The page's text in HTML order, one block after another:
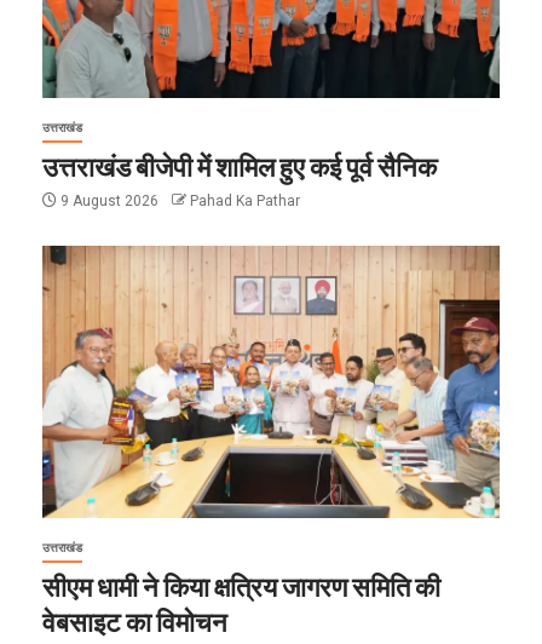
उत्तराखंड
उत्तराखंड बीजेपी में शामिल हुए कई पूर्व सैनिक
9 August 2026 Pahad Ka Pathar
उत्तराखंड
सीएम धामी ने किया क्षत्रिय जागरण समिति की
वेबसाइट का विमोचन